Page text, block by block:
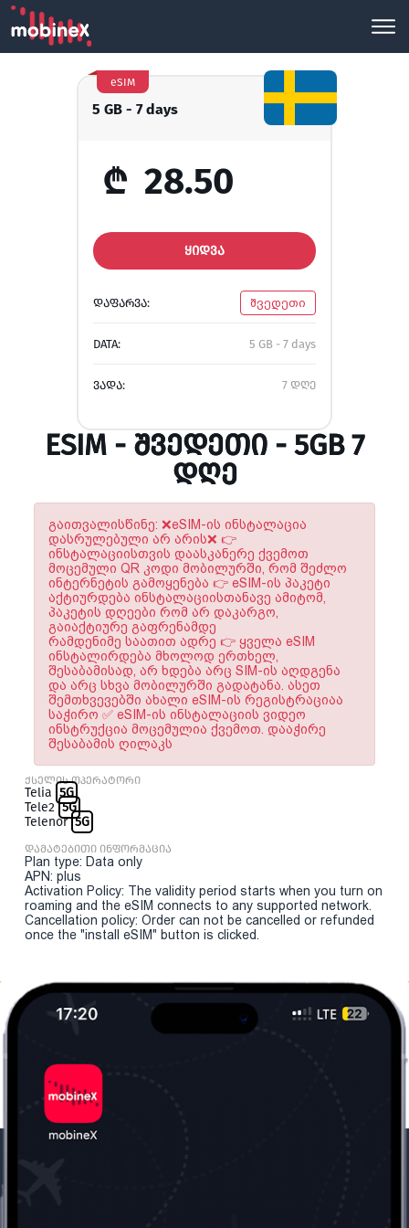
5 GB - 7 days
eSIM
₾ 28.50
ᲧᲘᲓᲕᲐ
ᲓᲐᲤᲐᲠᲕᲐ: შვედეთი
DATA: 5 GB - 7 days
ᲕᲐᲓᲐ: 7 დღე
ESIM - ᲨᲕᲔᲓᲔᲗᲘ - 5GB 7
ᲓᲦᲔ
გაითვალისწინე: ❌eSIM-ის ინსტალაცია
დასრულებული არ არის❌ 👉
ინსტალაციისთვის დაასკანერე ქვემოთ
მოცემული QR კოდი მობილურში, რომ შეძლო
ინტერნეტის გამოყენება 👉 eSIM-ის პაკეტი
აქტიურდება ინსტალაციისთანავე ამიტომ,
პაკეტის დღეები რომ არ დაკარგო,
გაიაქტიურე გაფრენამდე
რამდენიმე საათით ადრე 👉 ყველა eSIM
ინსტალირდება მხოლოდ ერთხელ,
შესაბამისად, არ ხდება არც SIM-ის აღდგენა
და არც სხვა მობილურში გადატანა. ასეთ
შემთხვევებში ახალი eSIM-ის რეგისტრაციაა
საჭირო ✅ eSIM-ის ინსტალაციის ვიდეო
ინსტრუქცია მოცემულია ქვემოთ. დააჭირე
შესაბამის ღილაკს
ქსელის ოპერატორი
Telia 5G
Tele2 5G
Telenor 5G
დამატებითი ინფორმაცია
Plan type: Data only
APN: plus
Activation Policy: The validity period starts when you turn on
roaming and the eSIM connects to any supported network.
Cancellation policy: Order can not be cancelled or refunded
once the "install eSIM" button is clicked.